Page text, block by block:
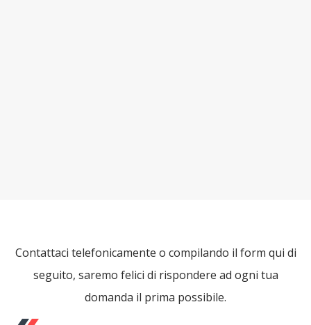
Contattaci telefonicamente o compilando il form qui di
seguito, saremo felici di rispondere ad ogni tua
domanda il prima possibile.